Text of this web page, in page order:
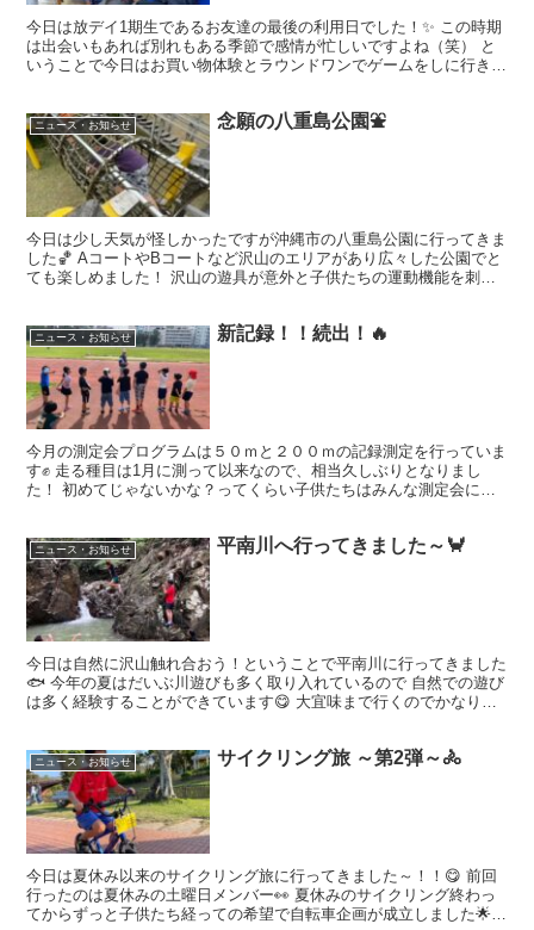
今日は放デイ1期生であるお友達の最後の利用日でした！✨ この時期
は出会いもあれば別れもある季節で感情が忙しいですよね（笑） と
いうことで今日はお買い物体験とラウンドワンでゲームをしに行きま
ニュース・お知らせ 念願の八重島公園⛲
今日は少し天気が怪しかったですが沖縄市の八重島公園に行ってきま
した🏀 AコートやBコートなど沢山のエリアがあり広々した公園でと
ても楽しめました！ 沢山の遊具が意外と子供たちの運動機能を刺激
ニュース・お知らせ 新記録！！続出！🔥
今月の測定会プログラムは５０ｍと２００ｍの記録測定を行っていま
す✊ 走る種目は1月に測って以来なので、相当久しぶりとなりまし
た！ 初めてじゃないかな？ってくらい子供たちはみんな測定会に向
ニュース・お知らせ 平南川へ行ってきました～🦀
今日は自然に沢山触れ合おう！ということで平南川に行ってきました
🐟 今年の夏はだいぶ川遊びも多く取り入れているので 自然での遊び
は多く経験することができています😋 大宜味まで行くのでかなり遠
ニュース・お知らせ サイクリング旅 ～第2弾～🚴
今日は夏休み以来のサイクリング旅に行ってきました～！！😋 前回
行ったのは夏休みの土曜日メンバー👀 夏休みのサイクリング終わっ
てからずっと子供たち経っての希望で自転車企画が成立しました🌟